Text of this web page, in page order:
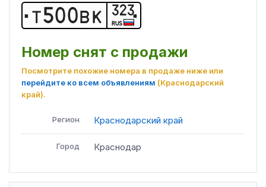
Т500В К 323
RUS
Номер снят с продажи
Посмотрите похожие номера в продаже ниже или
перейдите ко всем объявлениям (Краснодарский
край).
Регион Краснодарский край
Город Краснодар